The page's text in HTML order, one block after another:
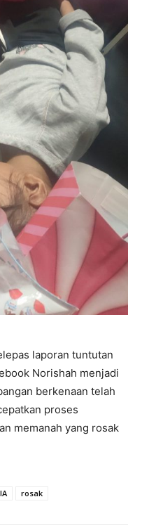
laporan tuntutan
Norishah menjadi
berkenaan telah
proses
memanah yang rosak
rosak